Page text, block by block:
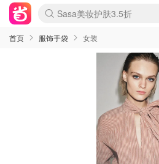
lululemon折扣上新
Sasa美妆护肤3.5折
SSENSE年中2.5折
FreshBeauty好价汇总
Cettire降价+叠9折
WWS Coles超市实拍
viagogo二手票捡漏
Myer超级周末
The Outnet奢牌1折起
David Jones 3折起
Flannels大牌1折
Perfumes Club护肤1折
AMIRO面罩$251
Amazon折扣汇总
eToro入金$200送$50
Amazon数码好物
ICONIC本周7.5折
ThedoubleF高奢地板价
Moose Knuckles 6折
丝芙兰5折起
EUFY摄像头$98
Selenichast首饰2折
Trip机票酒店促销
YSL送5件彩妆礼
Amazon家居好物
Amazon美妆护肤
雅漾大喷$8
过敏原检测盒$33
伊索独家赠50ml沐浴露
科颜氏高保湿面霜$29
SEALIFE海洋馆门票6折
丝塔芙大白罐$16
订阅Newsletter送香薰
Cult Beauty 6.8折
Harrods圣诞日历$525
LN-CC奢牌私促3折
d'Alba空姐喷雾$16
EVE LOM套装£56
Bernardelli独家4折
Adore Beauty 6折起
CT圣诞日历
Mytheresa奢品2.7折
Luxury Escapes 9折
Currentbody美容仪$881
MOON Garden Live
Roborock扫地机$649
Tingo Life水杯$24
Valentino官网5折
CR洗护套装$23
修丽可4件套$159
Myer彩妆2件7折
GANNI官网4.5折
Stylevana韩妆4折
Tessabit高奢8.5折
OGX洗发水$11
Amazon阿德莱德次日达
卡诗8.5折+赠礼
Philips Hue灯具8折
首页 服饰手袋 女装